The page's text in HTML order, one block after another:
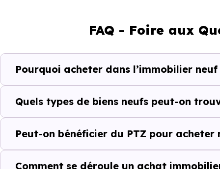
Ces prix varient selon la
Le parc résidentiel de
résidences secondaires.
Avec 67.5 % de
complémentaires : un
d'investissement ou d'achat
FAQ - Foire aux
Pourquoi acheter dans l’immobilier
Quels types de biens neufs peut-on
Peut-on bénéficier du PTZ pour acheter
Comment se déroule un achat